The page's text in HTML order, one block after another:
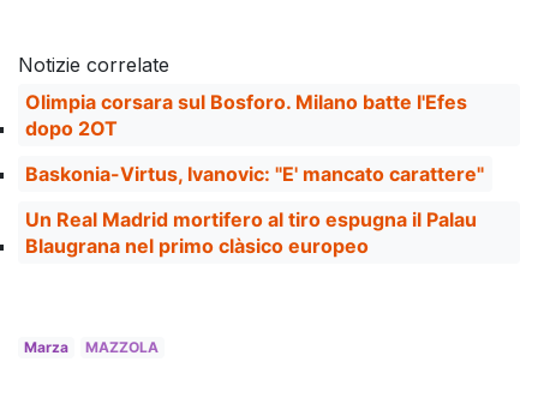
Notizie correlate
Olimpia corsara sul Bosforo. Milano batte l'Efes
dopo 2OT
Baskonia-Virtus, Ivanovic: "E' mancato carattere"
Un Real Madrid mortifero al tiro espugna il Palau
Blaugrana nel primo clàsico europeo
Marza MAZZOLA